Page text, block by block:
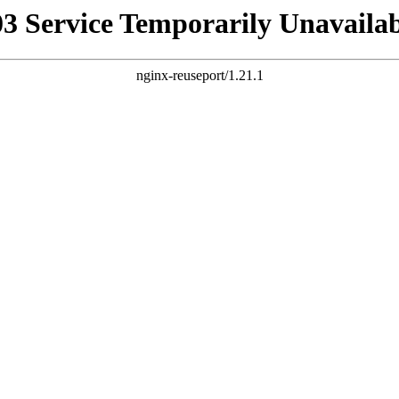
Service Temporarily
nginx-reuseport/1.21.1